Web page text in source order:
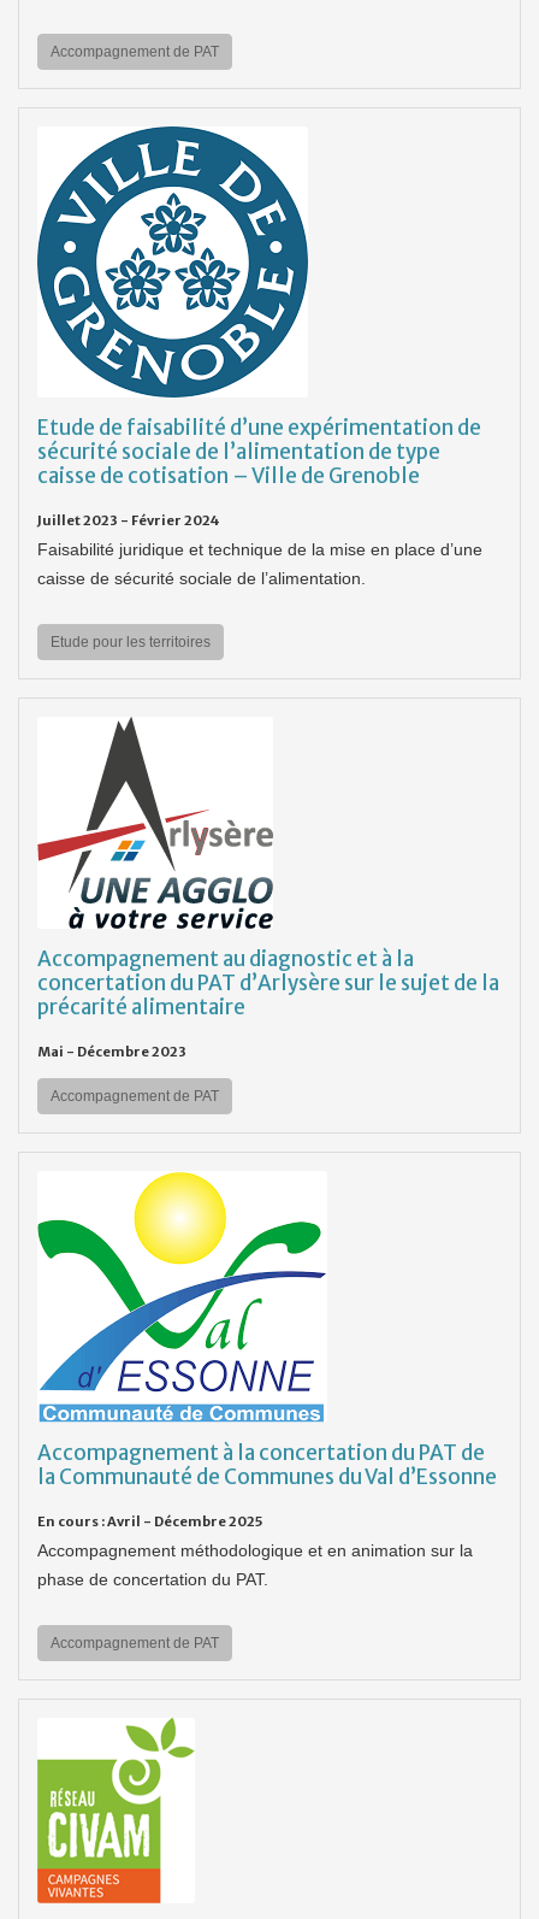
Accompagnement de PAT
Etude de faisabilité d’une expérimentation de
sécurité sociale de l’alimentation de type
caisse de cotisation – Ville de Grenoble
Juillet 2023 - Février 2024
Faisabilité juridique et technique de la mise en place d’une
caisse de sécurité sociale de l’alimentation.
Etude pour les territoires
Accompagnement au diagnostic et à la
concertation du PAT d’Arlysère sur le sujet de la
précarité alimentaire
Mai - Décembre 2023
Accompagnement de PAT
Accompagnement à la concertation du PAT de
la Communauté de Communes du Val d’Essonne
En cours : Avril - Décembre 2025
Accompagnement méthodologique et en animation sur la
phase de concertation du PAT.
Accompagnement de PAT